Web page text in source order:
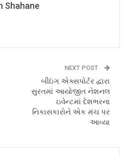
Shahane
NEXT POST
બીઇંગ એક્સપોર્ટર દ્વારા
સુરતમાં આયોજીત નેશનલ
ઇવેન્ટમાં દેશભરના
નિકાસકારોને એક મંચ પર
આવ્યા